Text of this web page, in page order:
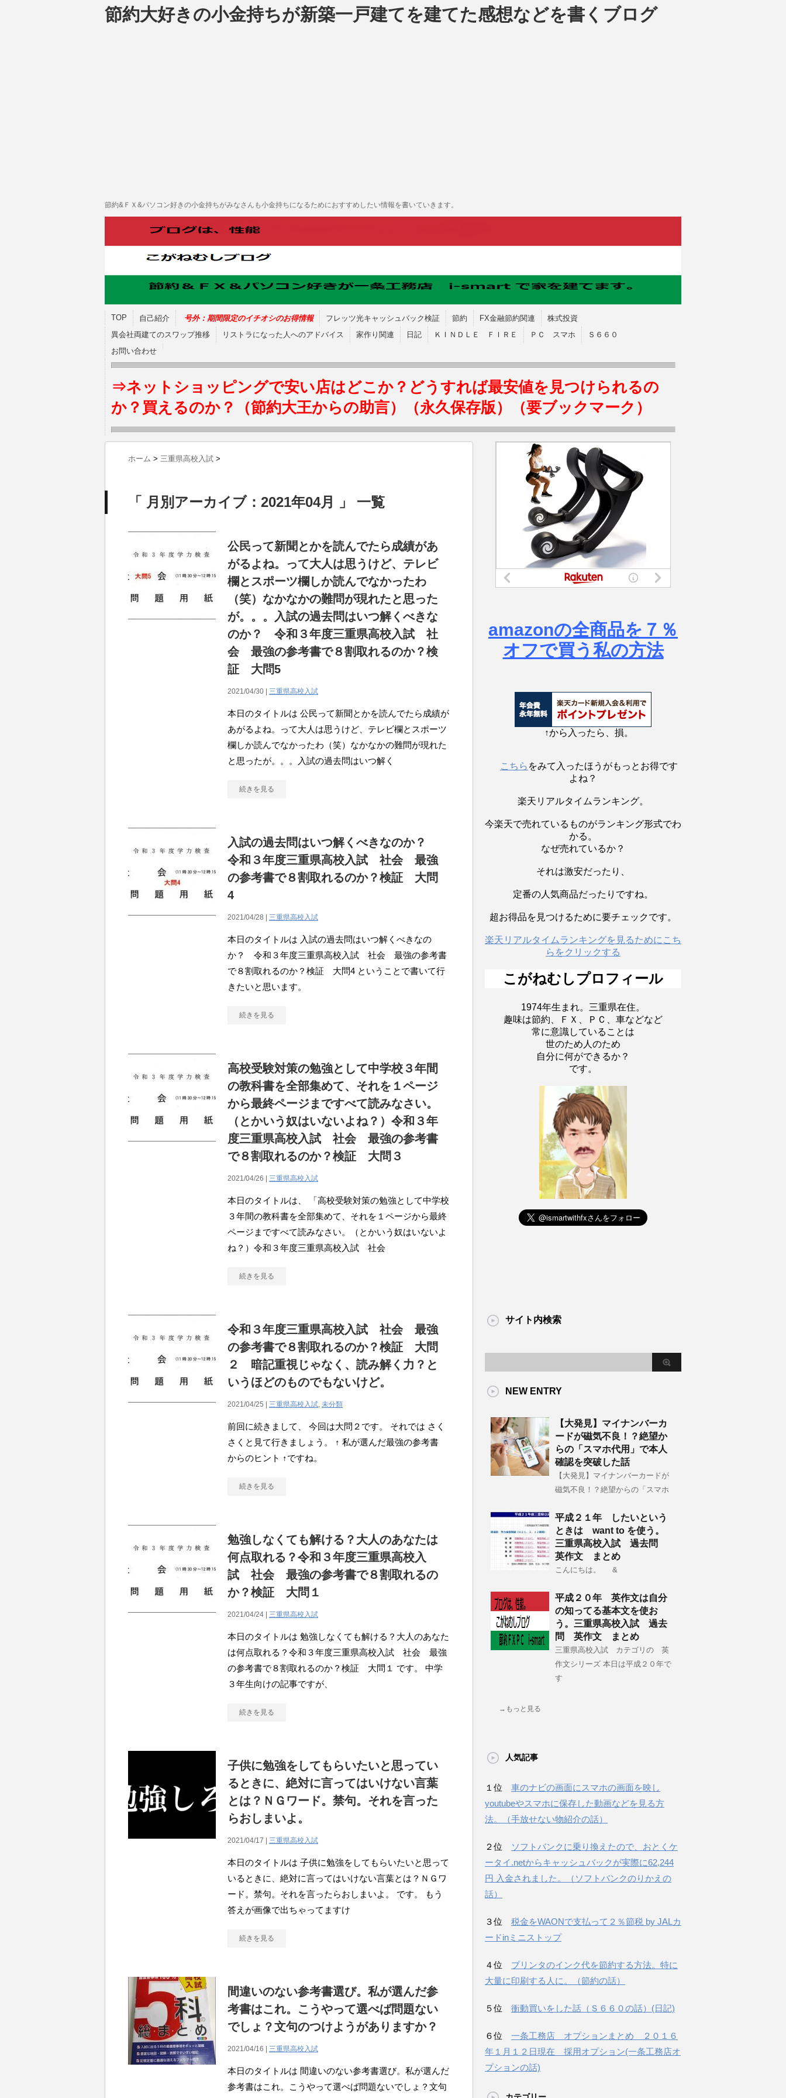
節約大好きの小金持ちが新築一戸建てを建てた感想などを書くブログ
節約&ＦＸ&パソコン好きの小金持ちがみなさんも小金持ちになるためにおすすめしたい情報を書いていきます。
TOP 自己紹介 号外：期間限定のイチオシのお得情報 フレッツ光キャッシュバック検証 節約 FX金融節約関連
株式投資
異会社両建てのスワップ推移
リストラになった人へのアドバイス 家作り関連 日記 ＫＩＮＤＬＥ ＦＩＲＥ ＰＣ スマホ
Ｓ６６０
お問い合わせ
⇒ネットショッピングで安い店はどこか？どうすれば最安値を見つけられるの
か？買えるのか？（節約大王からの助言）（永久保存版）（要ブックマーク）
ホーム > 三重県高校入試 >
「 月別アーカイブ：2021年04月 」 一覧
公民って新聞とかを読んでたら成績があ
がるよね。って大人は思うけど、テレビ
欄とスポーツ欄しか読んでなかったわ
（笑）なかなかの難問が現れたと思った
が。。。入試の過去問はいつ解くべきな
のか？ 令和３年度三重県高校入試 社
会 最強の参考書で８割取れるのか？検
証 大問5
2021/04/30 | 三重県高校入試
本日のタイトルは 公民って新聞とかを読んでたら成績が
あがるよね。って大人は思うけど、テレビ欄とスポーツ
欄しか読んでなかったわ（笑）なかなかの難問が現れた
と思ったが。。。入試の過去問はいつ解く
続きを見る
入試の過去問はいつ解くべきなのか？
令和３年度三重県高校入試 社会 最強
の参考書で８割取れるのか？検証 大問
4
2021/04/28 | 三重県高校入試
本日のタイトルは 入試の過去問はいつ解くべきなの
か？ 令和３年度三重県高校入試 社会 最強の参考書
で８割取れるのか？検証 大問4 ということで書いて行
きたいと思います。
続きを見る
高校受験対策の勉強として中学校３年間
の教科書を全部集めて、それを１ページ
から最終ページまですべて読みなさい。
（とかいう奴はいないよね？）令和３年
度三重県高校入試 社会 最強の参考書
で８割取れるのか？検証 大問３
2021/04/26 | 三重県高校入試
本日のタイトルは、 「高校受験対策の勉強として中学校
３年間の教科書を全部集めて、それを１ページから最終
ページまですべて読みなさい。（とかいう奴はいないよ
ね？）令和３年度三重県高校入試 社会
続きを見る
令和３年度三重県高校入試 社会 最強
の参考書で８割取れるのか？検証 大問
２ 暗記重視じゃなく、読み解く力？と
いうほどのものでもないけど。
2021/04/25 | 三重県高校入試, 未分類
前回に続きまして、 今回は大問２です。 それでは さく
さくと見て行きましょう。 ↑ 私が選んだ最強の参考書
からのヒント ↑ですね。
続きを見る
勉強しなくても解ける？大人のあなたは
何点取れる？令和３年度三重県高校入
試 社会 最強の参考書で８割取れるの
か？検証 大問１
2021/04/24 | 三重県高校入試
本日のタイトルは 勉強しなくても解ける？大人のあなた
は何点取れる？令和３年度三重県高校入試 社会 最強
の参考書で８割取れるのか？検証 大問１ です。 中学
３年生向けの記事ですが、
続きを見る
子供に勉強をしてもらいたいと思ってい
るときに、絶対に言ってはいけない言葉
とは？ＮＧワード。禁句。それを言った
らおしまいよ。
2021/04/17 | 三重県高校入試
本日のタイトルは 子供に勉強をしてもらいたいと思って
いるときに、絶対に言ってはいけない言葉とは？ＮＧワ
ード。禁句。それを言ったらおしまいよ。 です。 もう
答えが画像で出ちゃってますけ
続きを見る
間違いのない参考書選び。私が選んだ参
考書はこれ。こうやって選べば問題ない
でしょ？文句のつけようがありますか？
2021/04/16 | 三重県高校入試
本日のタイトルは 間違いのない参考書選び。私が選んだ
参考書はこれ。こうやって選べば問題ないでしょ？文句
amazonの全商品を７％
オフで買う私の方法
↑から入ったら、損。
こちら をみて入ったほうがもっとお得です
よね？
楽天リアルタイムランキング。
今楽天で売れているものがランキング形式でわ
かる。
なぜ売れているか？
それは激安だったり、
定番の人気商品だったりですね。
超お得品を見つけるために要チェックです。
楽天リアルタイムランキングを見るためにこち
らをクリックする
こがねむしプロフィール
1974年生まれ。三重県在住。
趣味は節約、ＦＸ、ＰＣ、車などなど
常に意識していることは
世のため人のため
自分に何ができるか？
です。
サイト内検索
NEW ENTRY
【大発見】マイナンバーカ
ードが磁気不良！？絶望か
らの「スマホ代用」で本人
確認を突破した話
【大発見】マイナンバーカードが
磁気不良！？絶望からの「スマホ
平成２１年 したいという
ときは want to を使う。
三重県高校入試 過去問
英作文 まとめ
こんにちは。 &
平成２０年 英作文は自分
の知ってる基本文を使お
う。三重県高校入試 過去
問 英作文 まとめ
三重県高校入試 カテゴリの 英
作文シリーズ 本日は平成２０年で
す
→もっと見る
人気記事
１位 車のナビの画面にスマホの画面を映し
youtubeやスマホに保存した動画などを見る方
法。（手放せない物紹介の話）
２位
ソフトバンクに乗り換えたので、おとくケ
ータイ.netからキャッシュバックが実際に62,244
円 入金されました。（ソフトバンクのりかえの
話）
３位 税金をWAONで支払って２％節税 by JALカ
ードinミニストップ
４位 プリンタのインク代を節約する方法。特に
大量に印刷する人に。（節約の話）
５位 衝動買いをした話（Ｓ６６０の話）(日記)
６位 一条工務店 オプションまとめ ２０１６
年１月１２日現在 採用オプション(一条工務店オ
プションの話)